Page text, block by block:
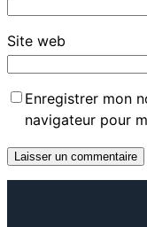
Site web
Enregistrer mon
navigateur pour